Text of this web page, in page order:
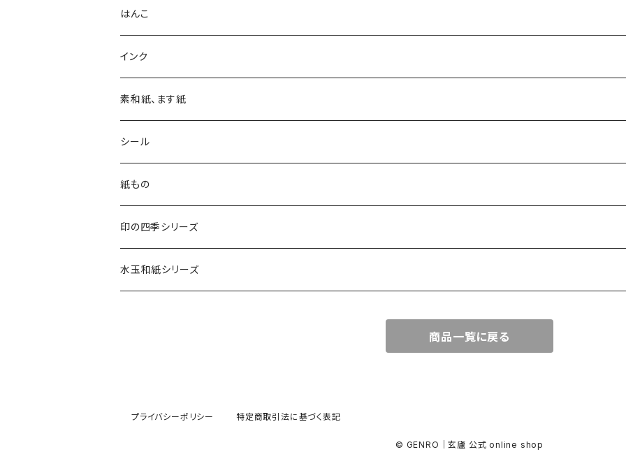
はんこ
四季の印
四季の印・こばこ
木印
文字印
インク
アートニックS
デリカータ
バーサカラー
素和紙、ます紙
シール
四季シール
紙もの
カード・はがき
カード
レターセット・便箋
印の四季シリーズ
四季の印
水玉和紙シリーズ
商品一覧に戻る
プライバシーポリシー 特定商取引法に基づく表記
© GENRO｜玄廬 公式 online shop